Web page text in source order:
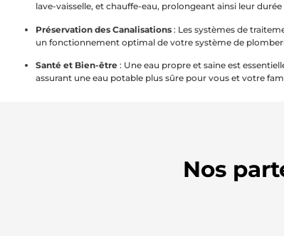
lave-vaisselle, et chauffe-eau, prolongeant ainsi leur
Préservation des Canalisations : Les systèmes de
un fonctionnement optimal de votre système de
Santé et Bien-être : Une eau propre et saine est
assurant une eau potable plus sûre pour vous et votre
Nos